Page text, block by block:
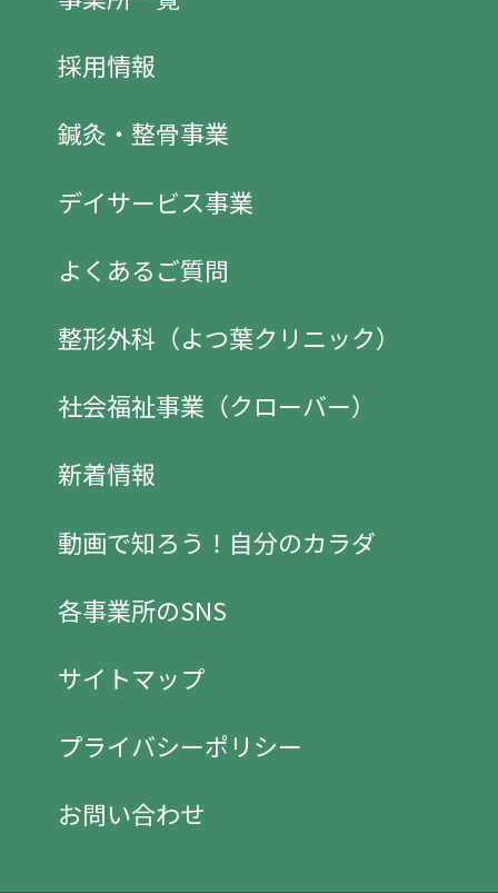
採用情報
鍼灸・整骨事業
デイサービス事業
よくあるご質問
整形外科（よつ葉クリニック）
社会福祉事業（クローバー）
新着情報
動画で知ろう！自分のカラダ
各事業所のSNS
サイトマップ
プライバシーポリシー
お問い合わせ